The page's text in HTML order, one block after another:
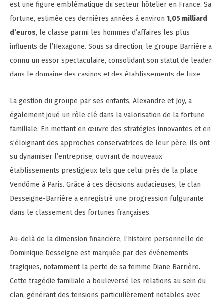
est une figure emblématique du secteur hôtelier en France. Sa
fortune, estimée ces dernières années à environ 1,05 milliard
d’euros, le classe parmi les hommes d’affaires les plus
influents de l’Hexagone. Sous sa direction, le groupe Barrière a
connu un essor spectaculaire, consolidant son statut de leader
dans le domaine des casinos et des établissements de luxe.
La gestion du groupe par ses enfants, Alexandre et Joy, a
également joué un rôle clé dans la valorisation de la fortune
familiale. En mettant en œuvre des stratégies innovantes et en
s’éloignant des approches conservatrices de leur père, ils ont
su dynamiser l’entreprise, ouvrant de nouveaux
établissements prestigieux tels que celui près de la place
Vendôme à Paris. Grâce à ces décisions audacieuses, le clan
Desseigne-Barrière a enregistré une progression fulgurante
dans le classement des fortunes françaises.
Au-delà de la dimension financière, l’histoire personnelle de
Dominique Desseigne est marquée par des événements
tragiques, notamment la perte de sa femme Diane Barrière.
Cette tragédie familiale a bouleversé les relations au sein du
clan, générant des tensions particulièrement notables avec